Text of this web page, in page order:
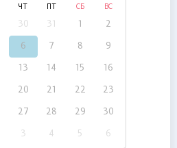
ЧТ СБ ВС
30 31 1 2
6 7 8 9
13 14 15 16
20 21 22 23
27 28 29 30
3 4 5 6